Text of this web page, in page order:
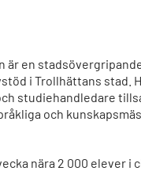
är en
i Trollhättans stad.
studiehandledare
och
nära 2 000 elever i